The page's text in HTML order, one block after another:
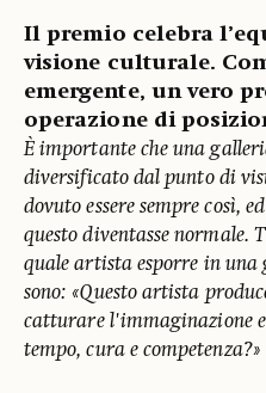
Il premio celebra
visione culturale.
emergente, un vero
operazione di
È importante che una
diversificato dal punto di
dovuto essere sempre così,
questo diventasse
quale artista esporre in una
sono: «Questo artista
catturare l'immaginazione
tempo, cura e competenza?»